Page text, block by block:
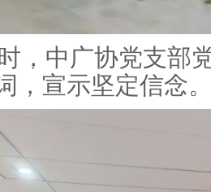
，中广协党支部
，宣示坚定信念